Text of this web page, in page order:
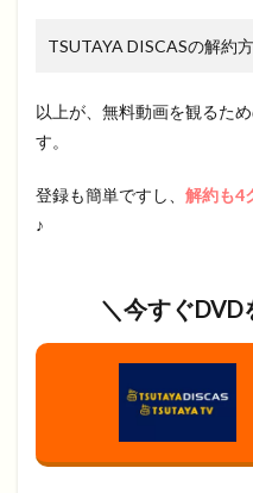
TSUTAYA DISCASの解約
以上が、無料動画を観るた
す。
登録も簡単ですし、 解約も4
♪
＼今すぐDVD